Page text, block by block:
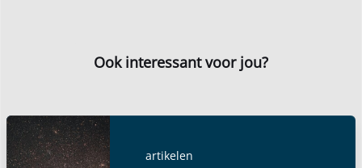
Ook interessant voor jou?
artikelen